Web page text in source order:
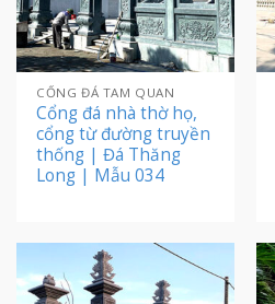
CỔNG ĐÁ TAM QUAN
Cổng đá nhà thờ họ,
cổng từ đường truyền
thống | Đá Thăng
Long | Mẫu 034